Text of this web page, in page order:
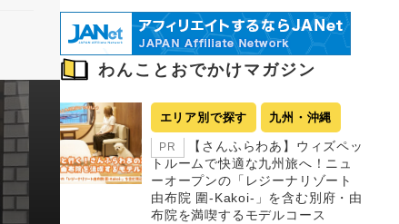
わんことおでかけマガジン
エリア別で探す 九州・沖縄
PR
【さんふらわあ】ウィズペッ
トルームで快適な九州旅へ！ニュ
ーオープンの「レジーナリゾート
由布院 圍-Kakoi-」を含む別府・由
布院を満喫するモデルコース